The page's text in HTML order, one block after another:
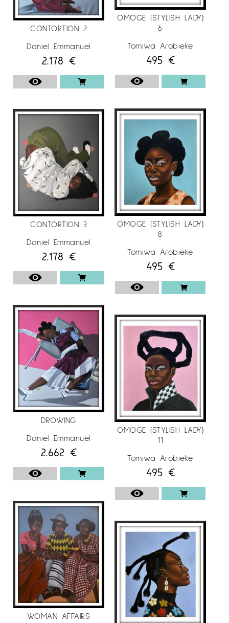
CONTORTION 2
Daniel Emmanuel
2.178 €
CONTORTION 3
Daniel Emmanuel
2.178 €
DROWING
Daniel Emmanuel
2.662 €
WOMAN AFFAIRS
OMOGE (STYLISH LADY)
6
Tomiwa Arobieke
495 €
OMOGE (STYLISH LADY)
8
Tomiwa Arobieke
495 €
OMOGE (STYLISH LADY)
11
Tomiwa Arobieke
495 €